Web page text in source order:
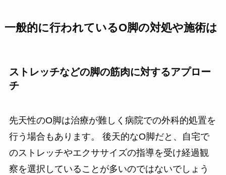
一般的に行われているO脚の対処や施術は
ストレッチなどの脚の筋肉に対するアプロー
チ
先天性のO脚は治療が難しく病院での外科的処置を
行う場合もあります。 後天的なO脚だと、自宅で
のストレッチやエクササイズの指導を受け経過観
察を選択していることが多いのではないでしょう